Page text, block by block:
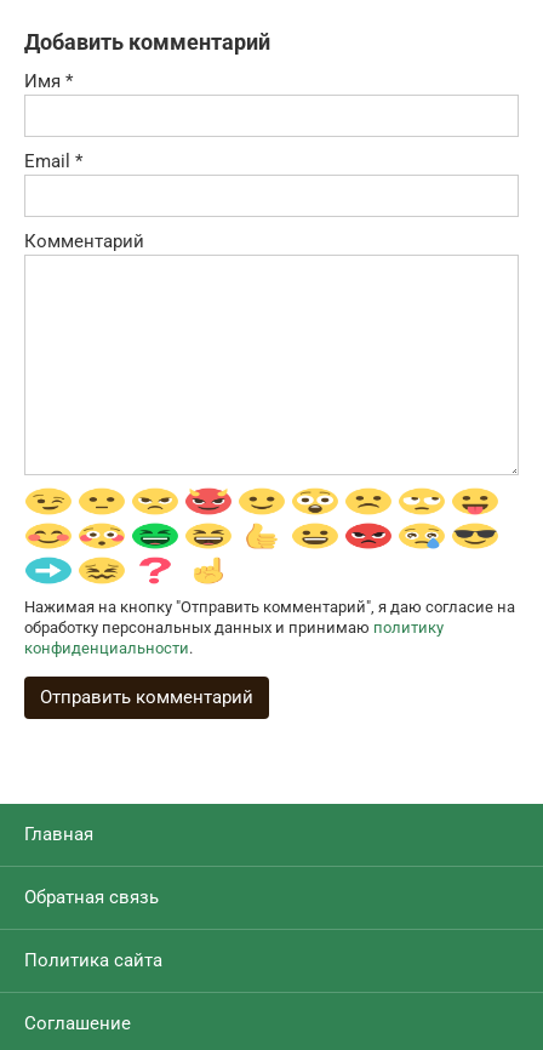
Добавить комментарий
Имя *
Email *
Комментарий
Нажимая на кнопку "Отправить комментарий", я даю согласие на
обработку персональных данных и принимаю политику
конфиденциальности.
Главная
Обратная связь
Политика сайта
Соглашение